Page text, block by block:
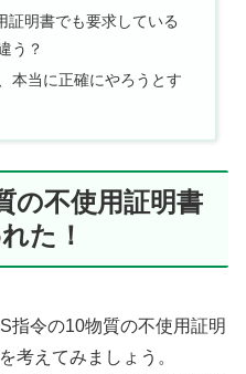
証明書でも要求している
う？
本当に正確にやろうとす
の不使用証明書
た！
指令の10物質の不使用証明
考えてみましょう。